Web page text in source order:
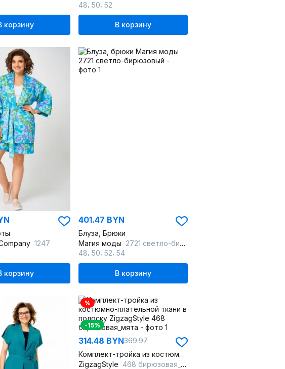
корзину
48 50 52
В корзину
1247
корзину
401.47 BYN
Блуза, Брюки
Магия моды 2721 светло-бирюзовый
48 50 52 54
В корзину
%
-15%
314.48 BYN369.97
Комплект-тройка из костюмно-плательной ткани в полоску
ZigzagStyle 468 бирюзовая_мята